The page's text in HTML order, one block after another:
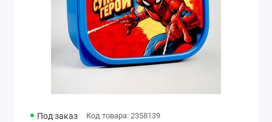
Под заказ Код товара: 2358139